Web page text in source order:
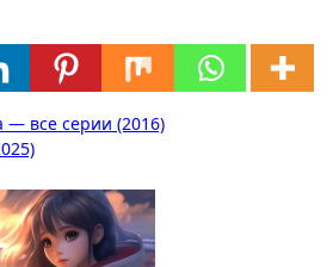
все серии (2016)